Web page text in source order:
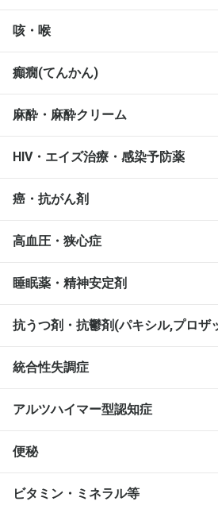
咳・喉
癲癇(てんかん)
麻酔・麻酔クリーム
HIV・エイズ治療・感染予防薬
癌・抗がん剤
高血圧・狭心症
睡眠薬・精神安定剤
抗うつ剤・抗鬱剤(パキシル,プロザ
統合性失調症
アルツハイマー型認知症
便秘
ビタミン・ミネラル等